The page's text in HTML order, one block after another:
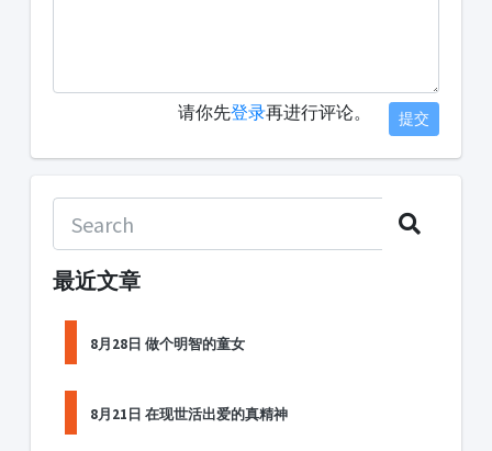
请你先登录再进行评论。 提交
最近文章
8月28日 做个明智的童女
8月21日 在现世活出爱的真精神